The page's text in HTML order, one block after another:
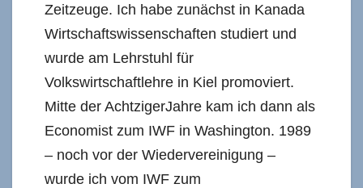
Zeitzeuge. Ich habe zunächst in Kanada
Wirtschaftswissenschaften studiert und
wurde am Lehrstuhl für
Volkswirtschaftlehre in Kiel promoviert.
Mitte der AchtzigerJahre kam ich dann als
Economist zum IWF in Washington. 1989
– noch vor der Wiedervereinigung –
wurde ich vom IWF zum